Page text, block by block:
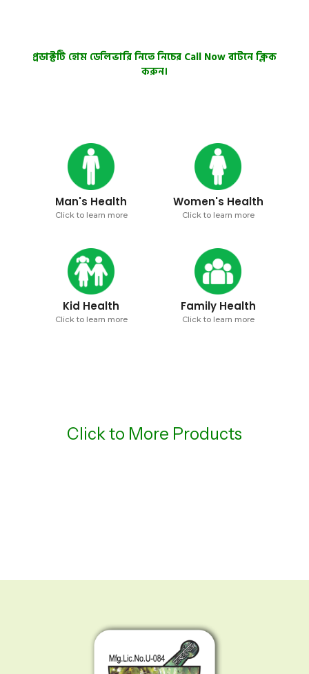
প্রডাক্টটি হোম ডেলিভারি নিতে নিচের Call Now বাটনে ক্লিক
করুন।
Man's Health
Click to learn more
Women's Health
Click to learn more
Kid Health
Click to learn more
Family Health
Click to learn more
Click to More Products